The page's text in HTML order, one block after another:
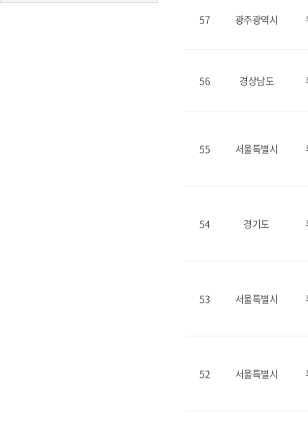
57 광주광역시
56 경상남도
55 서울특별시
54 경기도
53 서울특별시
52 서울특별시